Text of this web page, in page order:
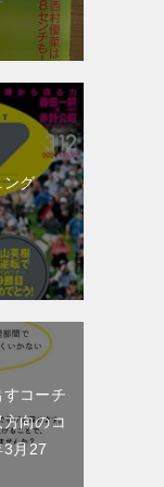
ング
すコーチ
向のコ
月27